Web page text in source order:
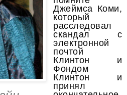
Джеймса Коми,
который
расследовал
скандал с
электронной
почтой
Клинтон и
Фондом
Клинтон и
принял